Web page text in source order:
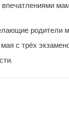
с трёх